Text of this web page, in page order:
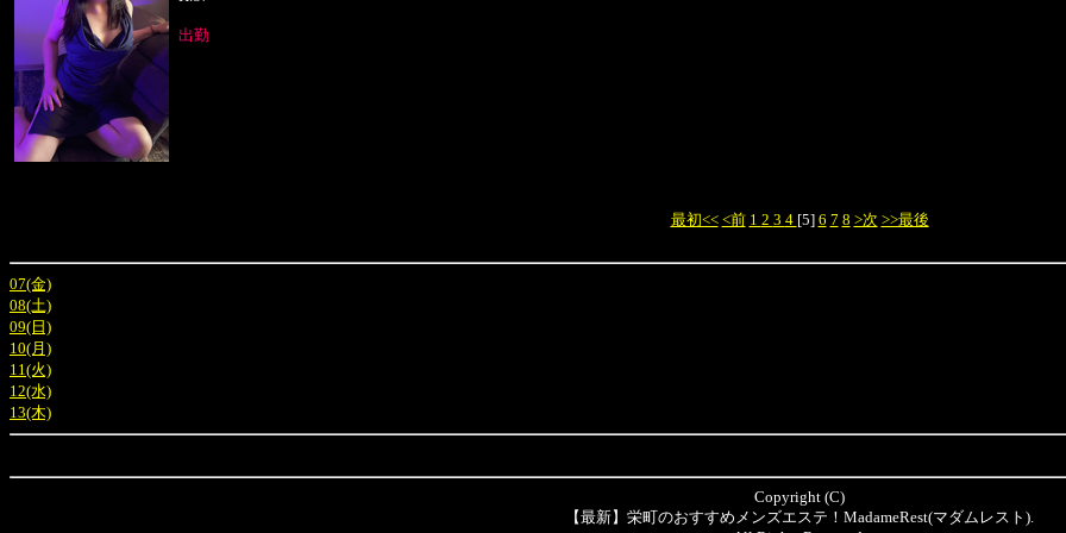
出勤
最初<< <前 1 2 3 4 [5] 6 7 8 >次 >>最後
07(金)
08(土)
09(日)
10(月)
11(火)
12(水)
13(木)
Copyright (C)
【最新】栄町のおすすめメンズエステ！MadameRest(マダムレスト).